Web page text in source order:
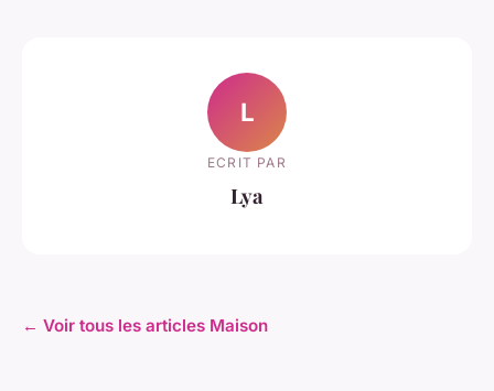
L
ECRIT PAR
Lya
← Voir tous les articles Maison